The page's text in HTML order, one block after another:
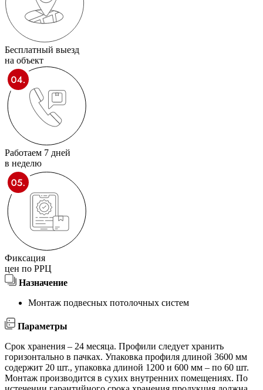
Бесплатный выезд
на объект
Работаем 7 дней
в неделю
Фиксация
цен по РРЦ
Назначение
Монтаж подвесных потолочных систем
Параметры
Срок хранения – 24 месяца. Профили следует хранить
горизонтально в пачках. Упаковка профиля длиной 3600 мм
содержит 20 шт., упаковка длиной 1200 и 600 мм – по 60 шт.
Монтаж производится в сухих внутренних помещениях. По